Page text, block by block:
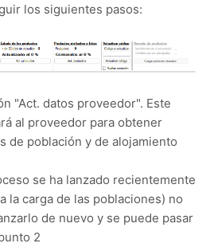
los siguientes pasos:
"Act. datos proveedor". Este
al proveedor para obtener
de población y de alojamiento
se ha lanzado recientemente
la carga de las poblaciones) no
de nuevo y se puede pasar
2